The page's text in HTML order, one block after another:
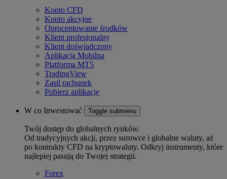
Konto CFD
Konto akcyjne
Oprocentowanie środków
Klient profesjonalny
Klient doświadczony
Aplikacja Mobilna
Platforma MT5
TradingView
Zasil rachunek
Pobierz aplikację
W co Inwestować Toggle submenu
Twój dostęp do globalnych rynków.
Od tradycyjnych akcji, przez surowce i globalne waluty, aż
po kontrakty CFD na kryptowaluty. Odkryj instrumenty, które
najlepiej pasują do Twojej strategii.
Forex